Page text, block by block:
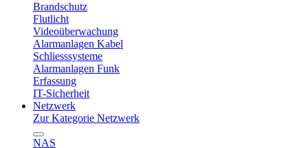
Brandschutz
Flutlicht
Videoüberwachung
Alarmanlagen Kabel
Schliesssysteme
Alarmanlagen Funk
Erfassung
IT-Sicherheit
Netzwerk
Zur Kategorie Netzwerk
NAS